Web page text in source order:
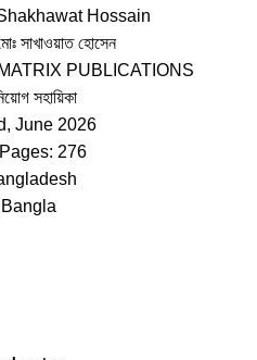
Hossain
সাখাওয়াত হোসেন
MATRIX PUBLICATIONS
সহায়িকা
June 2026
276